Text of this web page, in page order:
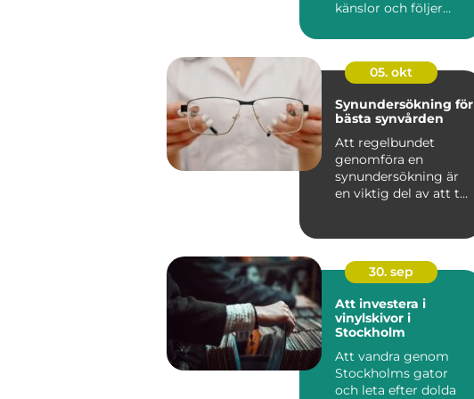
känslor och följer
utveckli...
05. okt
Synundersökning för
bästa synvården
Att regelbundet
genomföra en
synundersökning är
en viktig del av att ta
30. sep
Att investera i
vinylskivor i
Stockholm
Att vandra genom
Stockholms gator
och leta efter dolda